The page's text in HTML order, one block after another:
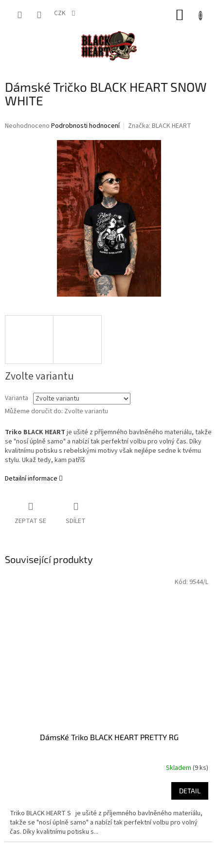
CZK
Dámské Tričko BLACK HEART SNOW
WHITE
Průměrné
Neohodnoceno Podrobnosti hodnocení Značka: BLACK HEART
Zvolte variantu
Varianta
Můžeme doručit do: Zvolte variantu
Triko BLACK HEART je ušité z příjemného bavlněného materiálu, takže
se "nosí úplně samo" a nabízí tak perfektní volbu pro volný čas. Díky
kvalitnímu potisku s rebelskými motivy však nejlépe sedne k tvému
stylu. Ukaž tedy, kam patříš
Detailní informace
ZEPTAT SE SDÍLET
Související produkty
DámsKé Triko BLACK HEART PRETTY RG
Skladem (9 ks)
DETAIL
Triko BLACK HEART S je ušité z příjemného bavlněného materiálu,
takže se "nosí úplně samo" a nabízí tak perfektní volbu pro volný
čas. Díky kvalitnímu potisku s...
Kód: 9544/L